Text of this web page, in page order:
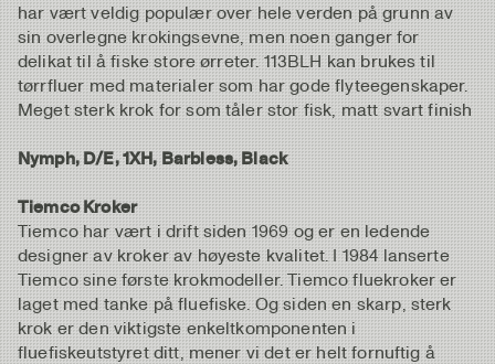
har vært veldig populær over hele verden på grunn av
sin overlegne krokingsevne, men noen ganger for
delikat til å fiske store ørreter. 113BLH kan brukes til
tørrfluer med materialer som har gode flyteegenskaper.
Meget sterk krok for som tåler stor fisk, matt svart finish
Nymph, D/E, 1XH, Barbless, Black
Tiemco Kroker
Tiemco har vært i drift siden 1969 og er en ledende
designer av kroker av høyeste kvalitet. I 1984 lanserte
Tiemco sine første krokmodeller. Tiemco fluekroker er
laget med tanke på fluefiske. Og siden en skarp, sterk
krok er den viktigste enkeltkomponenten i
fluefiskeutstyret ditt, mener vi det er helt fornuftig å